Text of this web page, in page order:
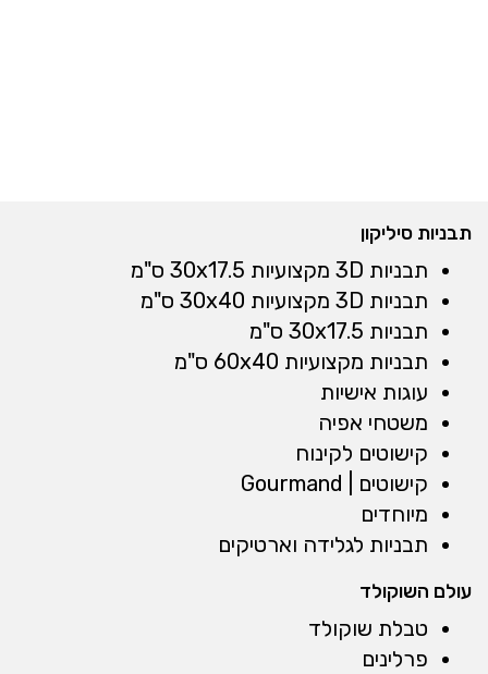
תבניות סיליקון
תבניות 3D מקצועיות 30x17.5 ס"מ
תבניות 3D מקצועיות 30x40 ס"מ
תבניות 30x17.5 ס"מ
תבניות מקצועיות 60x40 ס"מ
עוגות אישיות
משטחי אפיה
קישוטים לקינוח
קישוטים | Gourmand
מיוחדים
תבניות לגלידה וארטיקים
עולם השוקולד
טבלת שוקולד
פרלינים